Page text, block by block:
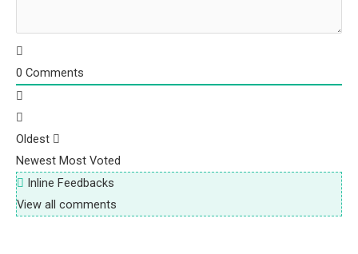
0 Comments
Oldest
Newest Most Voted
Inline Feedbacks
View all comments